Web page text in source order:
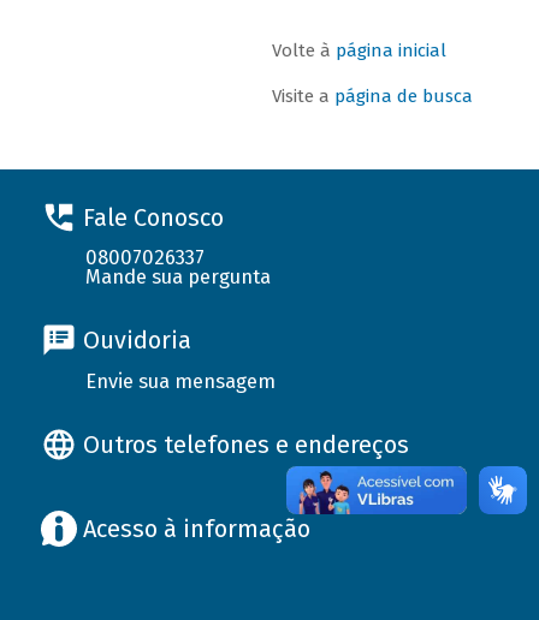
Volte à página inicial
Visite a página de busca
Fale Conosco
08007026337
Mande sua pergunta
Ouvidoria
Envie sua mensagem
Outros telefones e endereços
Acesso à informação